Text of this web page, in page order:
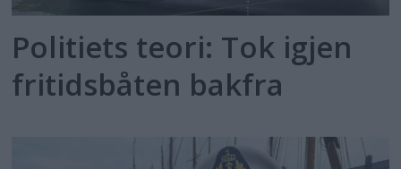
Politiets teori: Tok igjen
fritidsbåten bakfra